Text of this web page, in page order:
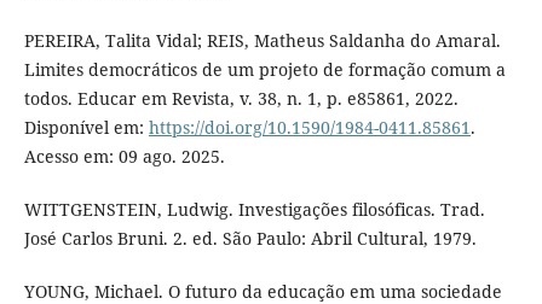
PEREIRA, Talita Vidal; REIS, Matheus Saldanha do Amaral.
Limites democráticos de um projeto de formação comum a
todos. Educar em Revista, v. 38, n. 1, p. e85861, 2022.
Disponível em: https://doi.org/10.1590/1984-0411.85861 .
Acesso em: 09 ago. 2025.
WITTGENSTEIN, Ludwig. Investigações filosóficas. Trad.
José Carlos Bruni. 2. ed. São Paulo: Abril Cultural, 1979.
YOUNG, Michael. O futuro da educação em uma sociedade